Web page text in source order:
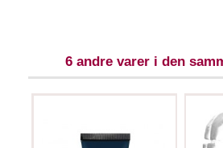
6 andre varer i den